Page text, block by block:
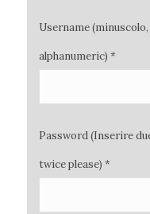
Username
alphanumeric) *
Password (Inserire
twice please) *